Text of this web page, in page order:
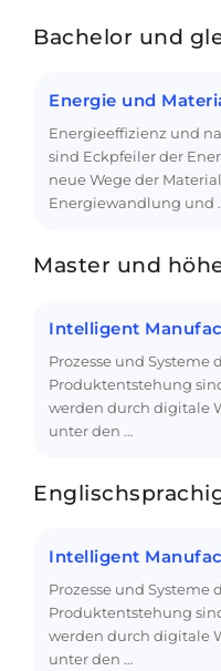
Bachelor und
Energie und
Energieeffizienz und
sind Eckpfeiler der
neue Wege der
Energiewandlung und
Master und
Intelligent
Prozesse und Systeme
Produktentstehung
werden durch digitale
unter den …
Intelligent
Prozesse und Systeme
Produktentstehung
werden durch digitale
unter den …